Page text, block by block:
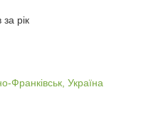
рік
Франківськ, Україна